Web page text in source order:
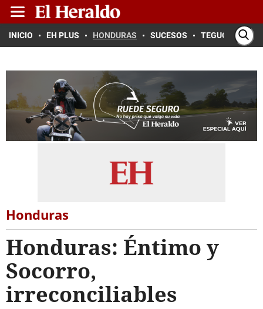
INICIO EH PLUS HONDURAS SUCESOS TEGUCIGALPA
Honduras
Honduras: Éntimo y
Socorro,
irreconciliables